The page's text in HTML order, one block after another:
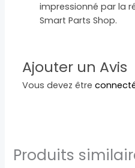
impressionné par la
Smart Parts Shop.
Ajouter un Avis
Vous devez être
Produits